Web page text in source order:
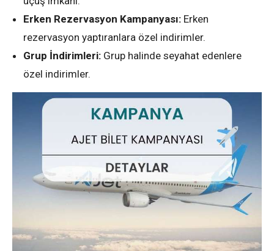
Erken Rezervasyon Kampanyası: Erken
rezervasyon yaptıranlara özel indirimler.
Grup İndirimleri: Grup halinde seyahat edenlere
özel indirimler.